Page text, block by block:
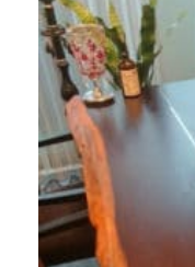
商品情報
直営店
イベント
WEBカタログ